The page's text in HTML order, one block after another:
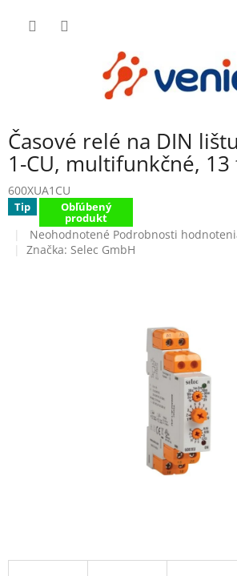
Časové relé na DIN
1-CU, multifunkčné,
600XUA1CU
Tip Obľúbený
produkt
Priemerné
hodnotenie
Neohodnotené Podrobnosti
Značka: Selec GmbH